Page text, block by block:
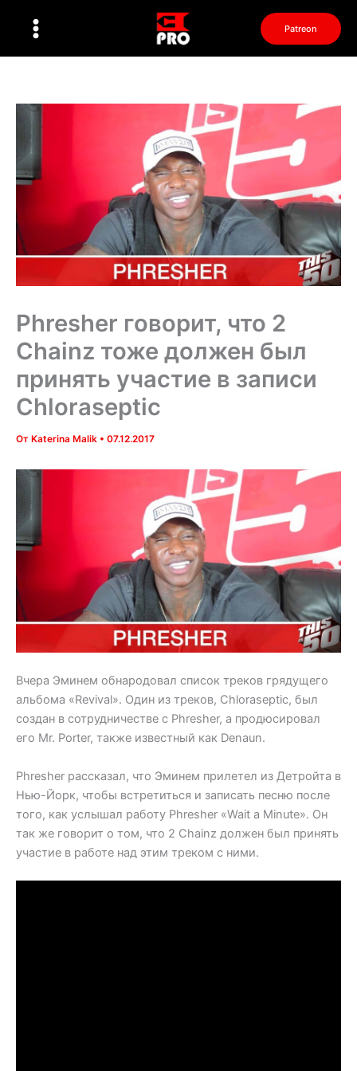
Patreon
Phresher говорит, что 2
Chainz тоже должен был
принять участие в записи
Chloraseptic
От Katerina Malik • 07.12.2017
Вчера Эминем обнародовал список треков грядущего
альбома «Revival». Один из треков, Chloraseptic, был
создан в сотрудничестве с Phresher, а продюсировал
его Mr. Porter, также известный как Denaun.
Phresher рассказал, что Эминем прилетел из Детройта в
Нью-Йорк, чтобы встретиться и записать песню после
того, как услышал работу Phresher «Wait a Minute». Он
так же говорит о том, что 2 Chainz должен был принять
участие в работе над этим треком с ними.